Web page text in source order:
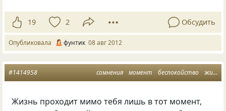
19 2 Обсудить
Опубликовала фунтик 08 авг 2012
сомнения момент беспокойство жизнь проходит
#1414958
Жизнь проходит мимо тебя лишь в тот момент,